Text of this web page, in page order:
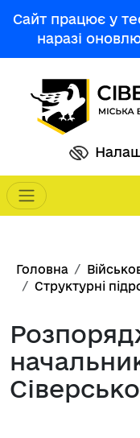
Сайт працює у
наразі
Main
Рядок
Головна
Структурні